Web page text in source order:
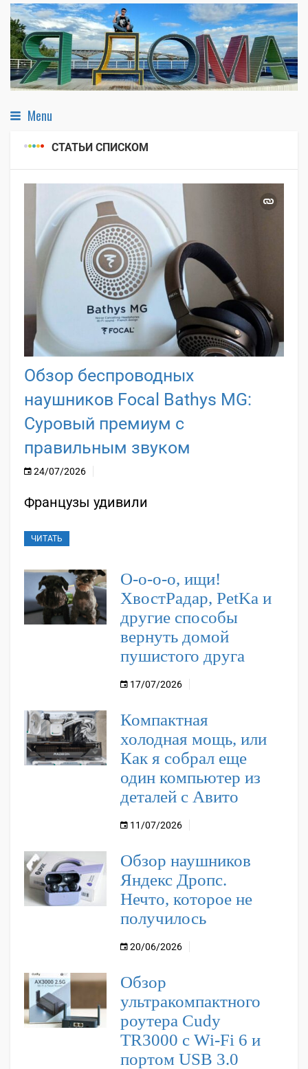
Menu
СТАТЬИ СПИСКОМ
Обзор беспроводных
наушников Focal Bathys MG:
Суровый премиум с
правильным звуком
24/07/2026
Французы удивили
ЧИТАТЬ
О-о-о-о, ищи!
ХвостРадар, PetKa и
другие способы
вернуть домой
пушистого друга
17/07/2026
Компактная
холодная мощь, или
Как я собрал еще
один компьютер из
деталей с Авито
11/07/2026
Обзор наушников
Яндекс Дропс.
Нечто, которое не
получилось
20/06/2026
Обзор
ультракомпактного
роутера Cudy
TR3000 с Wi-Fi 6 и
портом USB 3.0